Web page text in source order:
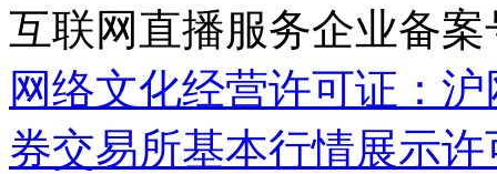
互联网直播服务企业备案
网络文化经营许可证：
券交易所基本行情展示许